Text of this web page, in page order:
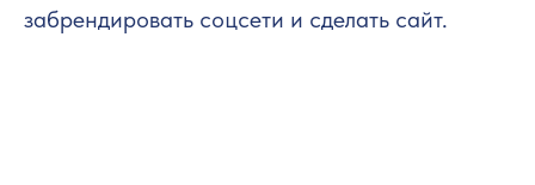
забрендировать соцсети и сделать сайт.